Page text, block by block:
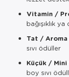
Vitamin /
bağışıklık
Tat /
sıvı ödüller
Küçük /
boy sıvı